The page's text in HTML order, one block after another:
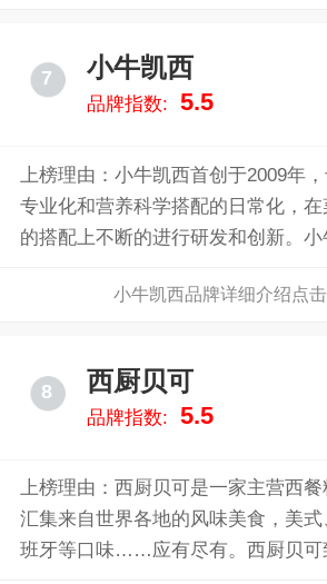
世界美食为己任，力求融合中西方饮
更贴近中国人饮食习惯的产品。
7 小牛凯西
品牌指数: 5.5
上榜理由：小牛凯西首创于2009年
专业化和营养科学搭配的日常化，
的搭配上不断的进行研发和创新。
立异，开创西餐行业品牌风格新定义
小牛凯西品牌详细介绍点
8 西厨贝可
品牌指数: 5.5
上榜理由：西厨贝可是一家主营西餐
汇集来自世界各地的风味美食，美
班牙等口味……应有尽有。西厨贝可